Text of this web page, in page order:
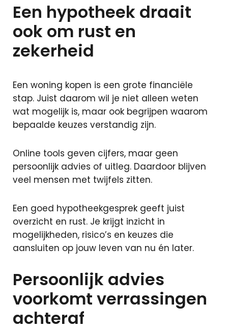
Een hypotheek draait
ook om rust en
zekerheid
Een woning kopen is een grote financiële
stap. Juist daarom wil je niet alleen weten
wat mogelijk is, maar ook begrijpen waarom
bepaalde keuzes verstandig zijn.
Online tools geven cijfers, maar geen
persoonlijk advies of uitleg. Daardoor blijven
veel mensen met twijfels zitten.
Een goed hypotheekgesprek geeft juist
overzicht en rust. Je krijgt inzicht in
mogelijkheden, risico’s en keuzes die
aansluiten op jouw leven van nu én later.
Persoonlijk advies
voorkomt verrassingen
achteraf